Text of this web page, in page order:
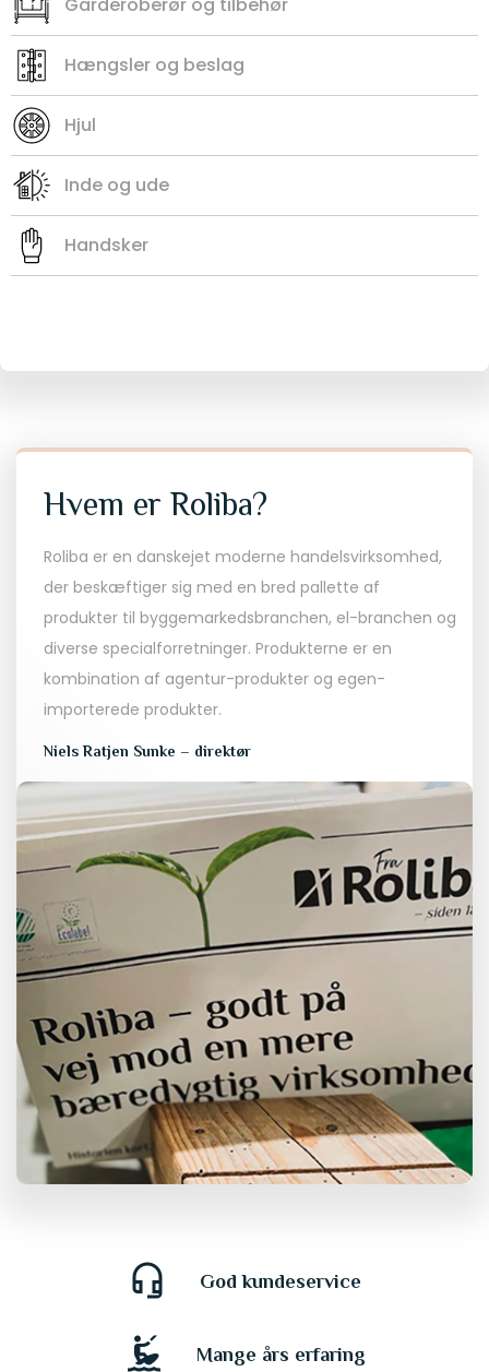
Hængsler og beslag
Hjul
Inde og ude
Handsker
Hvem er Roliba?
Roliba er en danskejet moderne handelsvirksomhed,
der beskæftiger sig med en bred pallette af
produkter til byggemarkedsbranchen, el-branchen og
diverse specialforretninger. Produkterne er en
kombination af agentur-produkter og egen-
importerede produkter.
Niels Ratjen Sunke – direktør
headset_mic God kundeservice
kitesurfing Mange års erfaring